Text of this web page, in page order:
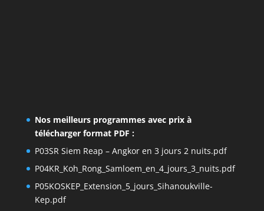
Nos meilleurs programmes avec prix à
télécharger format PDF :
P03SR Siem Reap – Angkor en 3 jours 2 nuits.pdf
P04KR_Koh_Rong_Samloem_en_4_jours_3_nuits.pdf
P05KOSKEP_Extension_5_jours_Sihanoukville-
Kep.pdf